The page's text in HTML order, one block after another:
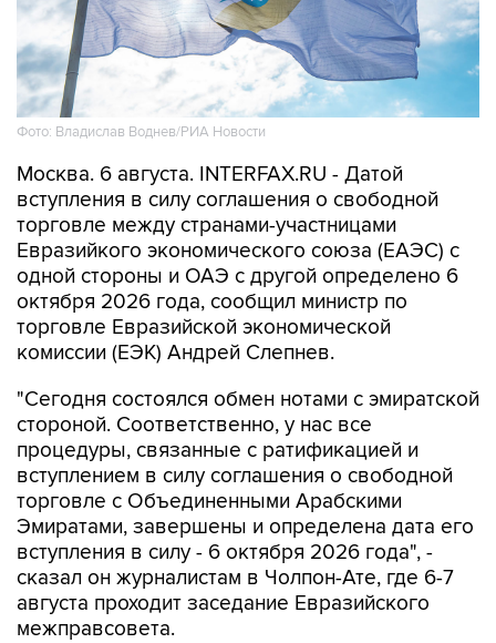
Фото: Владислав Воднев/РИА Новости
Москва. 6 августа. INTERFAX.RU - Датой
вступления в силу соглашения о свободной
торговле между странами-участницами
Евразийкого экономического союза (ЕАЭС) с
одной стороны и ОАЭ с другой определено 6
октября 2026 года, сообщил министр по
торговле Евразийской экономической
комиссии (ЕЭК) Андрей Слепнев.
"Сегодня состоялся обмен нотами с эмиратской
стороной. Соответственно, у нас все
процедуры, связанные с ратификацией и
вступлением в силу соглашения о свободной
торговле с Объединенными Арабскими
Эмиратами, завершены и определена дата его
вступления в силу - 6 октября 2026 года", -
сказал он журналистам в Чолпон-Ате, где 6-7
августа проходит заседание Евразийского
межправсовета.